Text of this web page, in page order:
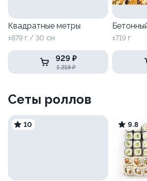
Квадратные метры
±879 г / 30 см
929 ₽
1 218 ₽
±719 г
Сеты роллов
10 9.8